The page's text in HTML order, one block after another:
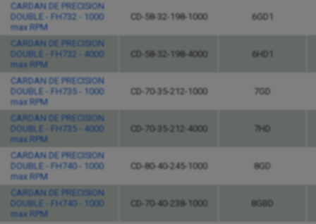
CARDAN DE PRECISION
DOUBLE - FH732 - 1000
max RPM
CD-58-32-198-1000 6GD1
CARDAN DE PRECISION
DOUBLE - FH732 - 4000
max RPM
CD-58-32-198-4000 6HD1
CARDAN DE PRECISION
DOUBLE - FH735 - 1000
max RPM
CD-70-35-212-1000 7GD
CARDAN DE PRECISION
DOUBLE - FH735 - 4000
max RPM
CD-70-35-212-4000 7HD
CARDAN DE PRECISION
DOUBLE - FH740 - 1000
max RPM
CD-80-40-245-1000 8GD
CARDAN DE PRECISION
DOUBLE - FH740 - 1000
max RPM
CD-70-40-238-1000 8GBD